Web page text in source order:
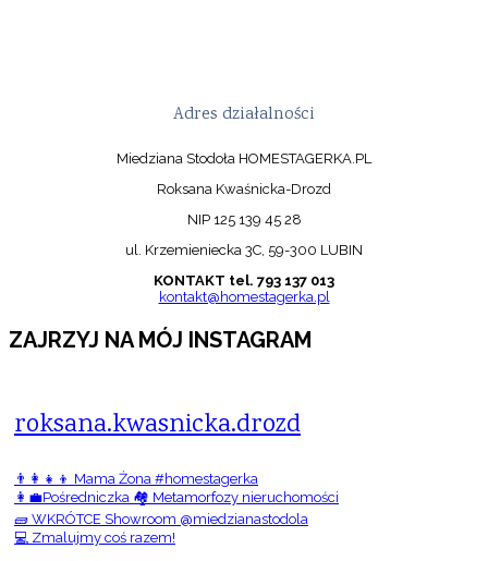
Adres działalności
Miedziana Stodoła HOMESTAGERKA.PL
Roksana Kwaśnicka-Drozd
NIP 125 139 45 28
ul. Krzemieniecka 3C, 59-300 LUBIN
KONTAKT tel. 793 137 013
kontakt@homestagerka.pl
ZAJRZYJ NA MÓJ INSTAGRAM
roksana.kwasnicka.drozd
👨‍👩‍👧‍👦 Mama Żona #homestagerka
👩‍💼Pośredniczka 🏘️ Metamorfozy nieruchomości
🧱 WKRÓTCE Showroom @miedzianastodola
💻 Zmalujmy coś razem!